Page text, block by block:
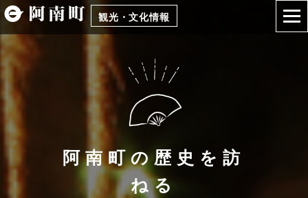
観光・文化情報
阿南町の歴史を訪
ねる